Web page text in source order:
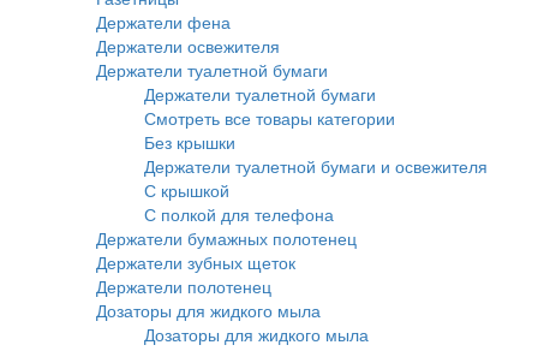
Держатели фена
Держатели освежителя
Держатели туалетной бумаги
Держатели туалетной бумаги
Смотреть все товары категории
Без крышки
Держатели туалетной бумаги и освежителя
С крышкой
С полкой для телефона
Держатели бумажных полотенец
Держатели зубных щеток
Держатели полотенец
Дозаторы для жидкого мыла
Дозаторы для жидкого мыла